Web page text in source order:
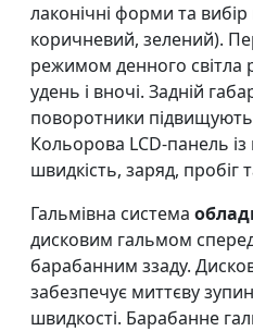
лаконічні форми та
коричневий, зелений).
режимом денного світла
удень і вночі. Задній
поворотники підвищують
Кольорова LCD-панель із
швидкість, заряд, пробіг
Гальмівна система
дисковим гальмом
барабанним ззаду.
забезпечує миттєву
швидкості. Барабанне